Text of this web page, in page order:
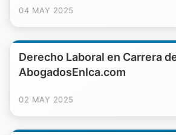
04 MAY 2025
Derecho Laboral en Carrera
AbogadosEnIca.com
02 MAY 2025